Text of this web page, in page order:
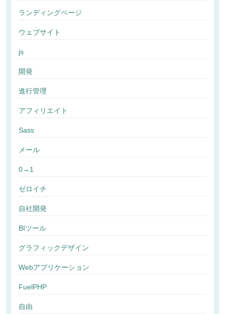
ランディングページ
ウェブサイト
js
開発
進行管理
アフィリエイト
Sass
メール
0→1
ゼロイチ
自社開発
BIツール
グラフィックデザイン
Webアプリケーション
FuelPHP
自由